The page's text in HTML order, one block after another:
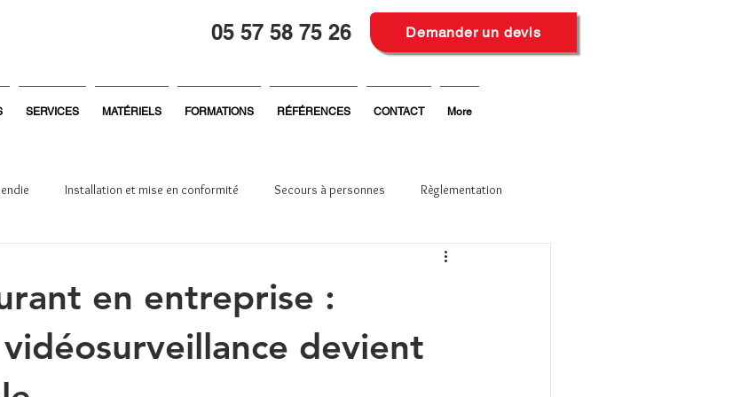
05 57 58 75 26 Demander un devis
SERVICES MATÉRIELS FORMATIONS RÉFÉRENCES CONTACT More
Installation et mise en conformité Secours à personnes Règlementation
en entreprise :
devient